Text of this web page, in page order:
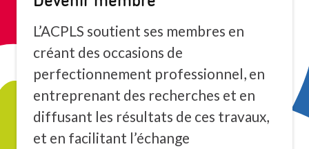
L’ACPLS soutient ses membres en
créant des occasions de
perfectionnement professionnel, en
entreprenant des recherches et en
diffusant les résultats de ces travaux,
et en facilitant l’échange